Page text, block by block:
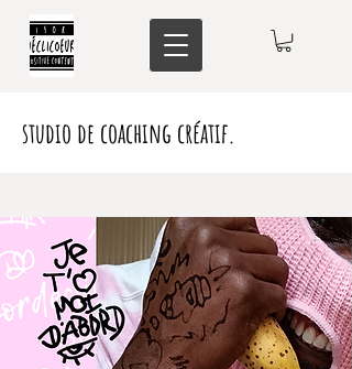
studio de coaching créatif.